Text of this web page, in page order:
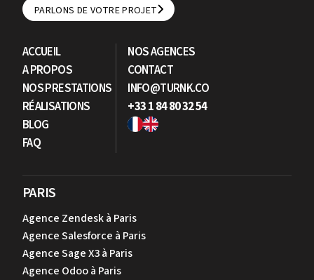
PARLONS DE VOTRE PROJET
PARLONS DE VOTRE PROJET
ACCUEIL
A PROPOS
NOS PRESTATIONS
RÉALISATIONS
BLOG
FAQ
NOS AGENCES
CONTACT
INFO@TURNK.CO
+33 1 84 80 32 54
PARIS
Agence Zendesk à Paris
Agence Salesforce à Paris
Agence Sage X3 à Paris
Agence Odoo à Paris